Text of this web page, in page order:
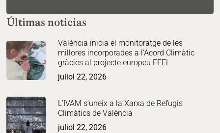
Últimas noticias
València inicia el monitoratge de les
millores incorporades a l’Acord Climàtic
gràcies al projecte europeu FEEL
juliol 22, 2026
L’IVAM s’uneix a la Xarxa de Refugis
Climàtics de València
juliol 22, 2026